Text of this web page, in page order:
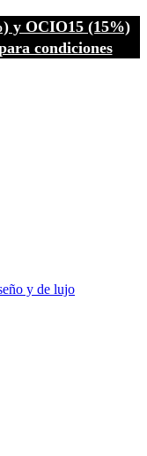
y OCIO15 (15%)
condiciones